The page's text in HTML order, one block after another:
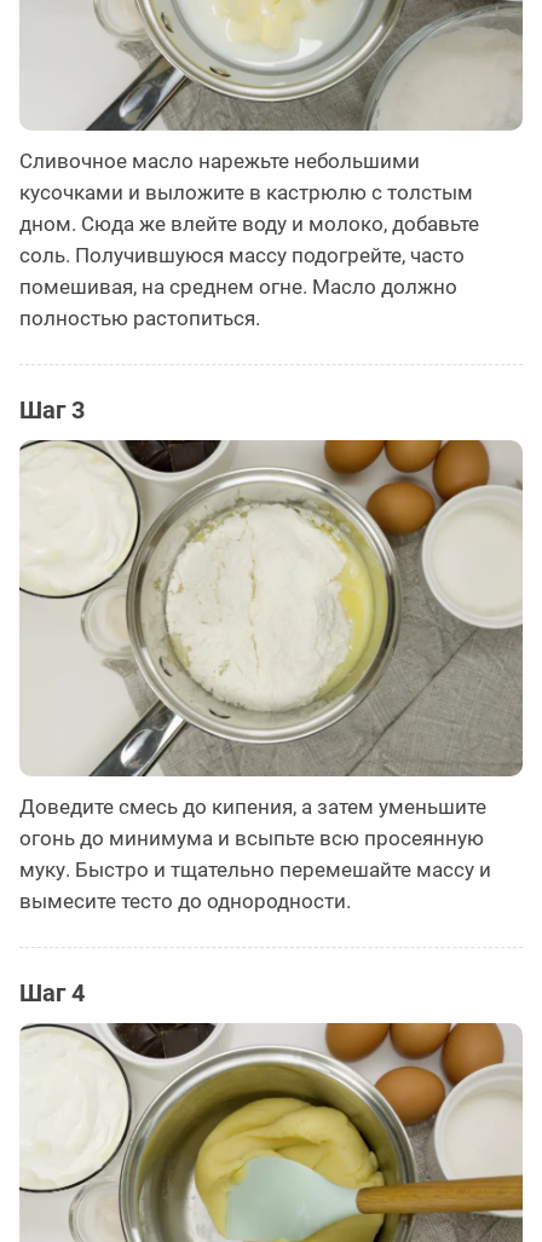
Сливочное масло нарежьте небольшими
кусочками и выложите в кастрюлю с толстым
дном. Сюда же влейте воду и молоко, добавьте
соль. Получившуюся массу подогрейте, часто
помешивая, на среднем огне. Масло должно
полностью растопиться.
Шаг 3
Доведите смесь до кипения, а затем уменьшите
огонь до минимума и всыпьте всю просеянную
муку. Быстро и тщательно перемешайте массу и
вымесите тесто до однородности.
Шаг 4